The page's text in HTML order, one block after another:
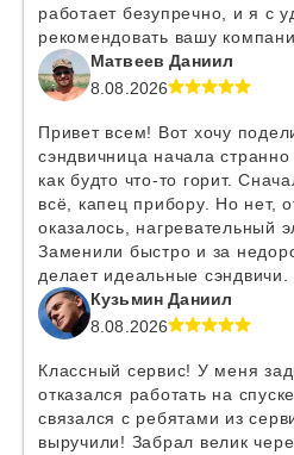
работает безупречно, и я с
рекомендовать вашу
Матвеев Даниил
8.08.2026
Привет всем! Вот хочу
сэндвичница начала странно
как будто что-то горит.
всё, капец прибору. Но нет,
оказалось, нагревательный
Заменили быстро и за
делает идеальные
Кузьмин Даниил
8.08.2026
Классный сервис! У меня
отказался работать на
связался с ребятами из
выручили! Забрал велик